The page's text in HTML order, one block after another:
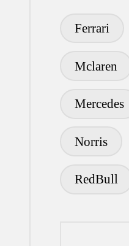
Ferrari
Mclaren
Mercedes
Norris
RedBull